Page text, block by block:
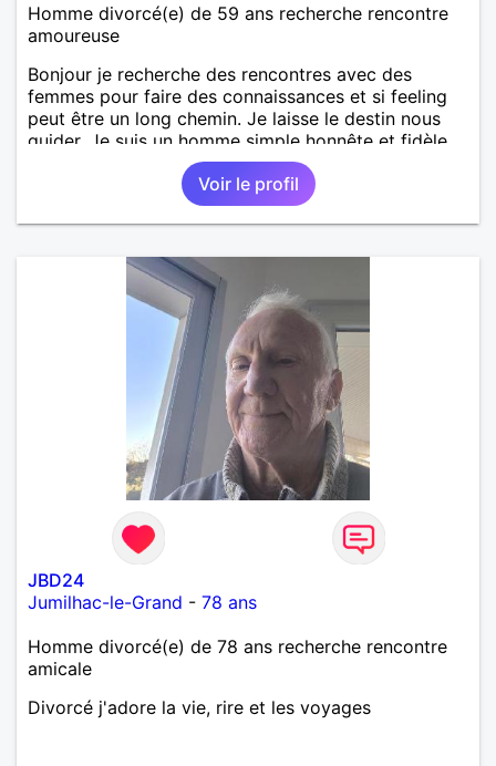
Homme divorcé(e) de 59 ans recherche rencontre
amoureuse
Bonjour je recherche des rencontres avec des
femmes pour faire des connaissances et si feeling
peut être un long chemin. Je laisse le destin nous
guider. Je suis un homme simple honnête et fidèle.
Voir le profil
JBD24
Jumilhac-le-Grand - 78 ans
Homme divorcé(e) de 78 ans recherche rencontre
amicale
Divorcé j'adore la vie, rire et les voyages